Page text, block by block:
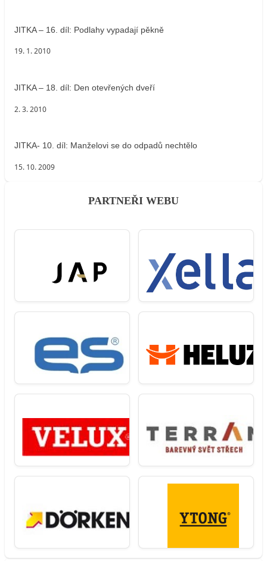
JITKA – 16. díl: Podlahy vypadají pěkně
19. 1. 2010
JITKA – 18. díl: Den otevřených dveří
2. 3. 2010
JITKA- 10. díl: Manželovi se do odpadů nechtělo
15. 10. 2009
PARTNEŘI WEBU